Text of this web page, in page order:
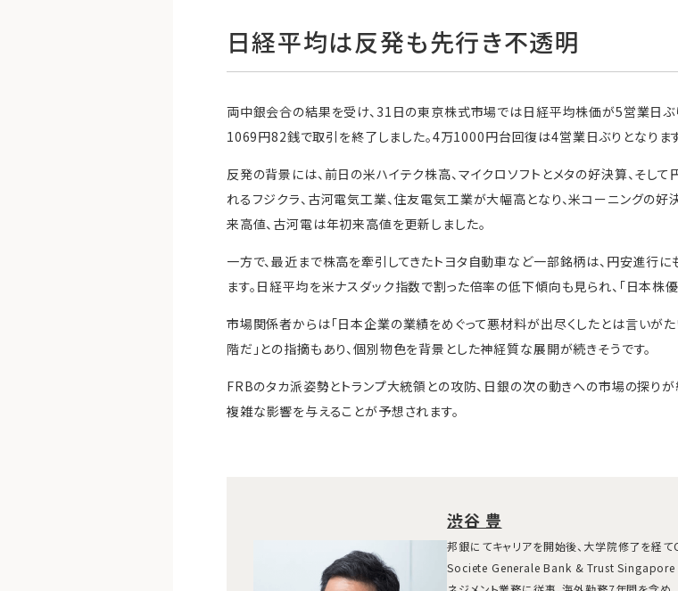
日経平均は反発も先行き不透明
両中銀会合の結果を受け、31日の東京株式市場では日経平均株価が5営業日ぶ
1069円82銭で取引を終了しました。4万1000円台回復は4営業日ぶりとなります
反発の背景には、前日の米ハイテク株高、マイクロソフトとメタの好決算、そして
れるフジクラ、古河電気工業、住友電気工業が大幅高となり、米コーニングの
来高値、古河電は年初来高値を更新しました。
一方で、最近まで株高を牽引してきたトヨタ自動車など一部銘柄は、円安進行
ます。日経平均を米ナスダック指数で割った倍率の低下傾向も見られ、「日本株
市場関係者からは「日本企業の業績をめぐって悪材料が出尽くしたとは言いが
階だ」との指摘もあり、個別物色を背景とした神経質な展開が続きそうです。
FRBのタカ派姿勢とトランプ大統領との攻防、日銀の次の動きへの市場の探り
複雑な影響を与えることが予想されます。
渋谷 豊
邦銀にてキャリアを開始後、大学院修了を経
Societe Generale Bank & Trust Singapore に